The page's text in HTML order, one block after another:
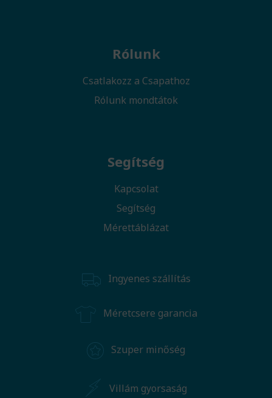
Rólunk
Csatlakozz a Csapathoz
Rólunk mondtátok
Segítség
Kapcsolat
Segítség
Mérettáblázat
Ingyenes szállítás
Méretcsere garancia
Szuper minőség
Villám gyorsaság